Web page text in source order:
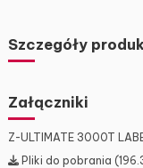
Szczegóły
Załączniki
Z-ULTIMATE 3000T
Pliki do pobrania